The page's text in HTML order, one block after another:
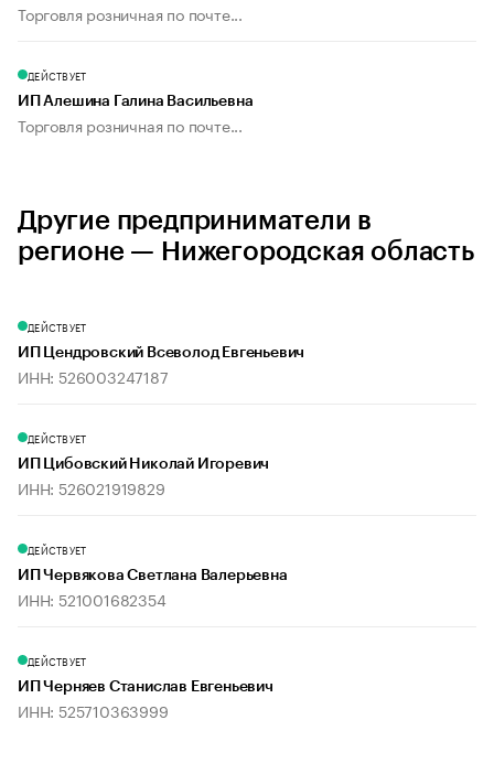
Торговля розничная по почте...
ДЕЙСТВУЕТ
ИП Алешина Галина Васильевна
Торговля розничная по почте...
Другие предприниматели в
регионе — Нижегородская область
ДЕЙСТВУЕТ
ИП Цендровский Всеволод Евгеньевич
ИНН: 526003247187
ДЕЙСТВУЕТ
ИП Цибовский Николай Игоревич
ИНН: 526021919829
ДЕЙСТВУЕТ
ИП Червякова Светлана Валерьевна
ИНН: 521001682354
ДЕЙСТВУЕТ
ИП Черняев Станислав Евгеньевич
ИНН: 525710363999